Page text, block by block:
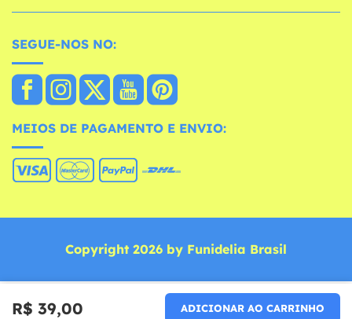
R$ 39,00 ADICIONAR AO CARRINHO
SEGUE-NOS NO:
MEIOS DE PAGAMENTO E ENVIO:
Copyright 2026 by Funidelia Brasil